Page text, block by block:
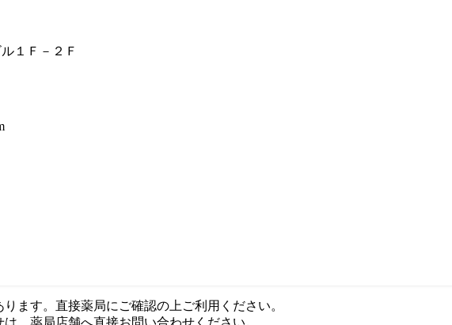
１Ｆ－２Ｆ
ます。直接薬局にご確認の上ご利用ください。
、薬局店舗へ直接お問い合わせください。